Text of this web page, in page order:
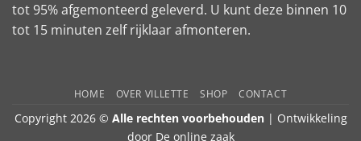
tot 95% afgemonteerd geleverd. U kunt deze binnen 10
tot 15 minuten zelf rijklaar afmonteren.
HOME OVER VILLETTE SHOP CONTACT
Copyright 2026 © Alle rechten voorbehouden| Ontwikkeling
door De online zaak